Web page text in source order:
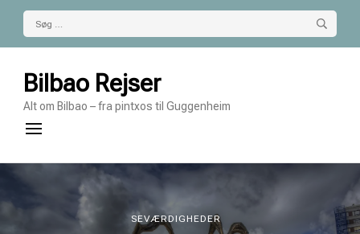
Søg
efter:
Bilbao Rejser
Alt om Bilbao – fra pintxos til Guggenheim
SEVÆRDIGHEDER